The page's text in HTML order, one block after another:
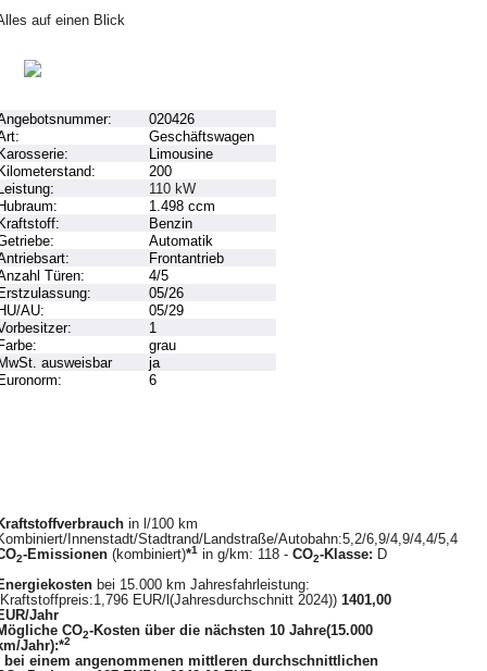
auf einen Blick
020426
Geschäftswagen
Limousine
200
110 kW
1.498 ccm
Benzin
Automatik
Frontantrieb
Türen:
4/5
05/26
AU:
05/29
1
grau
ausweisbar
ja
6
in l/100 km
Innenstadt/Stadtrand/Landstraße/Autobahn:5,2/6,9/4,9/4,4/5,4
2-Emissionen (kombiniert)*1 in g/km: 118 -CO2-Klasse: D
bei 15.000 km Jahresfahrleistung:
EUR/l(Jahresdurchschnitt 2024))1401,00
Jahr
CO2-Kosten über die nächsten 10 Jahre(15.000
Jahr):*2
bei einem angenommenen mittleren durchschnittlichen